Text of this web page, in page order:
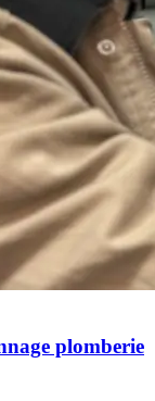
plomberie